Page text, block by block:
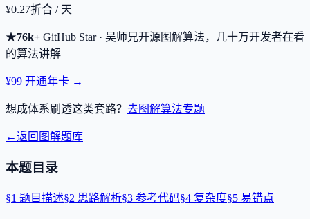
¥0.27折合 / 天
★76k+ GitHub Star · 吴师兄开源图解算法，几十万开发者在看
的算法讲解
¥99 开通年卡 →
想成体系刷透这类套路？ 去图解算法专题
←返回图解题库
本题目录
§1 题目描述§2 思路解析§3 参考代码§4 复杂度§5 易错点